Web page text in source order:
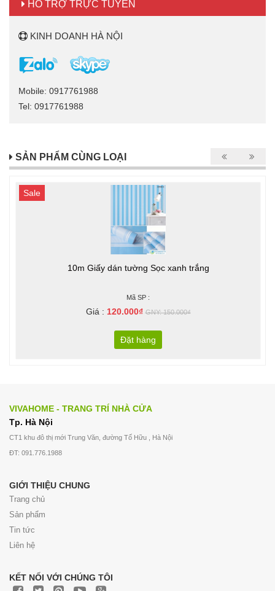
HỖ TRỢ TRỰC TUYẾN
KINH DOANH HÀ NỘI
Mobile: 0917761988
Tel: 0917761988
SẢN PHẨM CÙNG LOẠI
Sale
10m Giấy dán tường Sọc xanh trắng
Mã SP :
Giá : 120.000₫GNY: 150.000₫
Đặt hàng
VIVAHOME - TRANG TRÍ NHÀ CỬA
Tp. Hà Nội
CT1 khu đô thị mới Trung Văn, đường Tố Hữu , Hà Nội
ĐT: 091.776.1988
GIỚI THIỆU CHUNG
Trang chủ
Sản phẩm
Tin tức
Liên hệ
KẾT NỐI VỚI CHÚNG TÔI